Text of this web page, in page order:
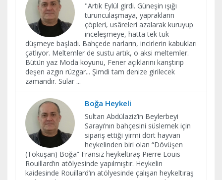
"Artık Eylül girdi. Güneşin ışığı
turunculaşmaya, yaprakların
çöpleri, usâreleri azalarak kuruyup
inceleşmeye, hatta tek tük
düşmeye başladı. Bahçede narların, incirlerin kabukları
çatlıyor. Meltemler de sustu artık, o aksi meltemler.
Bütün yaz Moda koyunu, Fener açıklarını karıştırıp
deşen azgın rüzgar... Şimdi tam denize girilecek
zamandır. Sular ...
Boğa Heykeli
Sultan Abdülaziz’in Beylerbeyi
Sarayı’nın bahçesini süslemek için
sipariş ettiği yirmi dört hayvan
heykelinden biri olan “Dövüşen
(Tokuşan) Boğa” Fransız heykeltıraş Pierre Louis
Rouillard’ın atölyesinde yapılmıştır. Heykelin
kaidesinde Rouillard’ın atölyesinde çalışan heykeltıraş